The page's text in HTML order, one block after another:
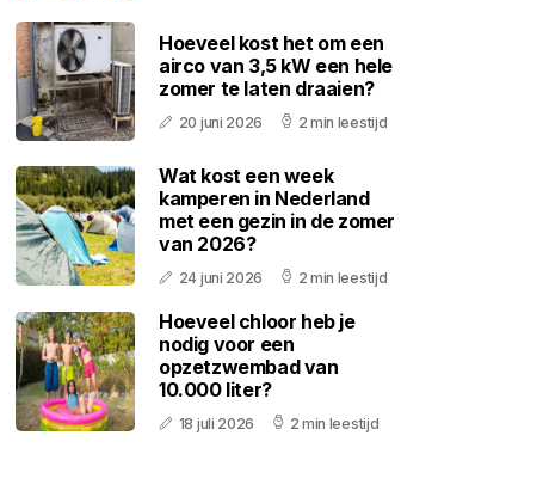
Hoeveel kost het om een
airco van 3,5 kW een hele
zomer te laten draaien?
20 juni 2026 2 min leestijd
Wat kost een week
kamperen in Nederland
met een gezin in de zomer
van 2026?
24 juni 2026 2 min leestijd
Hoeveel chloor heb je
nodig voor een
opzetzwembad van
10.000 liter?
18 juli 2026 2 min leestijd